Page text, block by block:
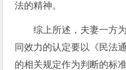
法的精神。
综上所述，夫妻一方
同效力的认定要以《民法
的相关规定作为判断的标